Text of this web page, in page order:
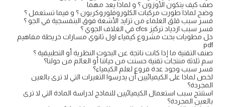
صف كيف يتكون الأوزون ؟ و لماذا يعد مهما
وضح لماذا طورت مركبات الكلوروفلوروكربون ؟ و فيما تستعمل ؟
فسر سبب قلق العلماء من تزايد الأشعة فوق البنفسجية في الجو ؟
فسر سبب ازدياد تركيز cfcs في الغلاف الجوي ؟
حل مطويات بحث مشروع كيمياء اول ثانوي مسارات خريطة مفاهيم
pdf
صنف التقنية ما إذا كانت ناتجة عن البحوث النظرية أو التطبيقية ؟
سم ثلاثة منتجات تقنية حسنت من حياتنا أو العالم من حولنا؟
فسر سبب وجود عدة فروع لعلم الكيمياء؟
لخص لماذا على الكيميائيين أن يدرسوا التغيرات التي لا ترى بالعين
المجردة؟
استنتج سبب استعمال الكيميائيين للنماذج لدراسة المادة التي لا ترى
بالعين المجردة؟